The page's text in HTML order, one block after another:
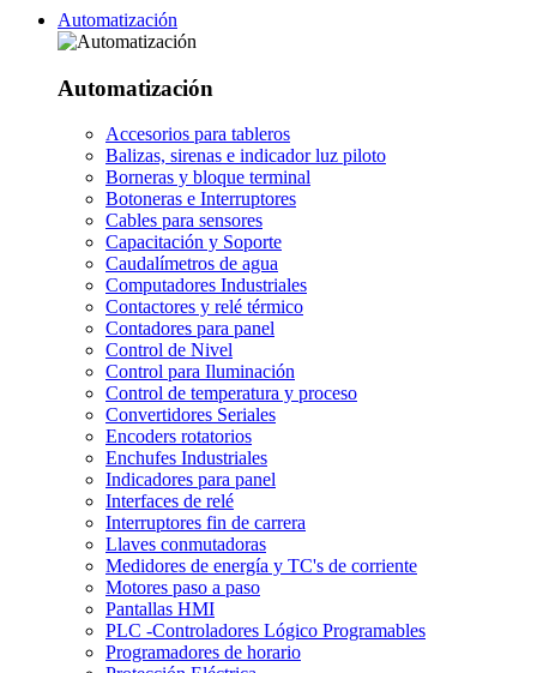
Automatización
Automatización
Accesorios para tableros
Balizas, sirenas e indicador luz piloto
Borneras y bloque terminal
Botoneras e Interruptores
Cables para sensores
Capacitación y Soporte
Caudalímetros de agua
Computadores Industriales
Contactores y relé térmico
Contadores para panel
Control de Nivel
Control para Iluminación
Control de temperatura y proceso
Convertidores Seriales
Encoders rotatorios
Enchufes Industriales
Indicadores para panel
Interfaces de relé
Interruptores fin de carrera
Llaves conmutadoras
Medidores de energía y TC's de corriente
Motores paso a paso
Pantallas HMI
PLC -Controladores Lógico Programables
Programadores de horario